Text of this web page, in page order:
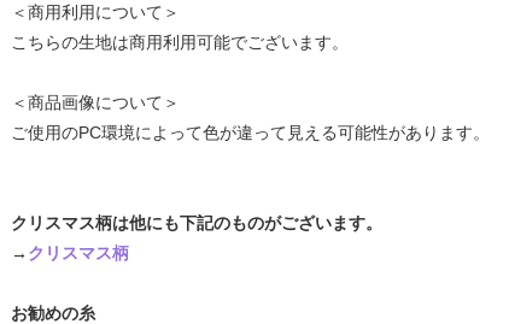
＜商用利用について＞
こちらの生地は商用利用可能でございます。
＜商品画像について＞
ご使用のPC環境によって色が違って見える可能性があります。
クリスマス柄は他にも下記のものがございます。
→ クリスマス柄
お勧めの糸